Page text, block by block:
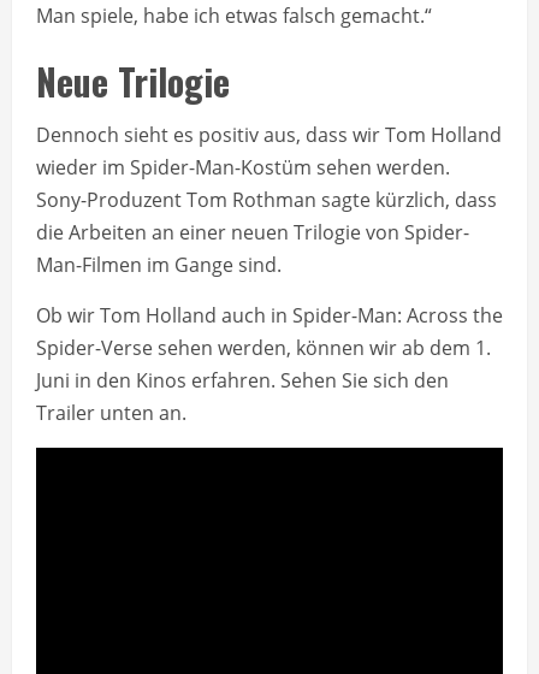
Man spiele, habe ich etwas falsch gemacht.“
Neue Trilogie
Dennoch sieht es positiv aus, dass wir Tom Holland
wieder im Spider-Man-Kostüm sehen werden.
Sony-Produzent Tom Rothman sagte kürzlich, dass
die Arbeiten an einer neuen Trilogie von Spider-
Man-Filmen im Gange sind.
Ob wir Tom Holland auch in Spider-Man: Across the
Spider-Verse sehen werden, können wir ab dem 1.
Juni in den Kinos erfahren. Sehen Sie sich den
Trailer unten an.